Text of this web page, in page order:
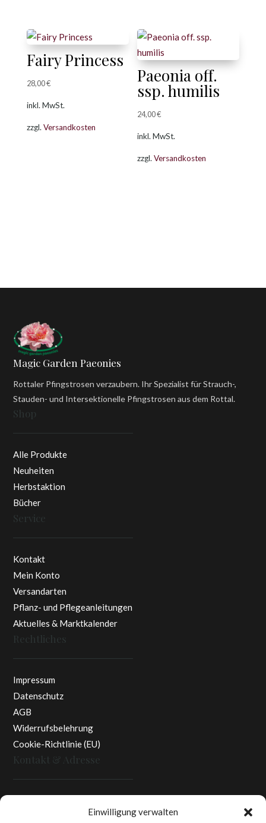
Einwilligung verwalten
Fairy Princess
28,00€
inkl. MwSt.
zzgl.Versandkosten
Paeonia off.
ssp. humilis
24,00€
inkl. MwSt.
zzgl.Versandkosten
Magic Garden Paeonies
Rottaler Pfingstrosen verzaubern. Ihr Spezialist für Strauch-,
Stauden- und Intersektionelle Pfingstrosen aus dem Rottal.
Shop
Alle Produkte
Neuheiten
Herbstaktion
Bücher
Service
Kontakt
Mein Konto
Versandarten
Pflanz- und Pflegeanleitungen
Aktuelles & Marktkalender
Rechtliches
Impressum
Datenschutz
AGB
Widerrufsbelehrung
Cookie-Richtlinie (EU)
Kontakt & Adresse
Heinz Enzinger-Panitz